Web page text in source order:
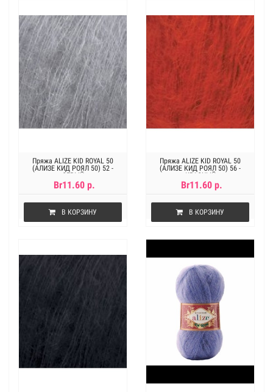
Пряжа ALIZE KID ROYAL 50
(АЛИЗЕ КИД РОЯЛ 50) 52 -
СЕРЫЙ
Br11.60 р.
В КОРЗИНУ
Пряжа ALIZE KID ROYAL 50
(АЛИЗЕ КИД РОЯЛ 50) 56 -
КРАСНЫЙ
Br11.60 р.
В КОРЗИНУ